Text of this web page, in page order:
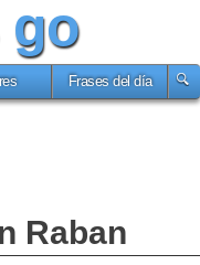
go
Frases del día
Raban